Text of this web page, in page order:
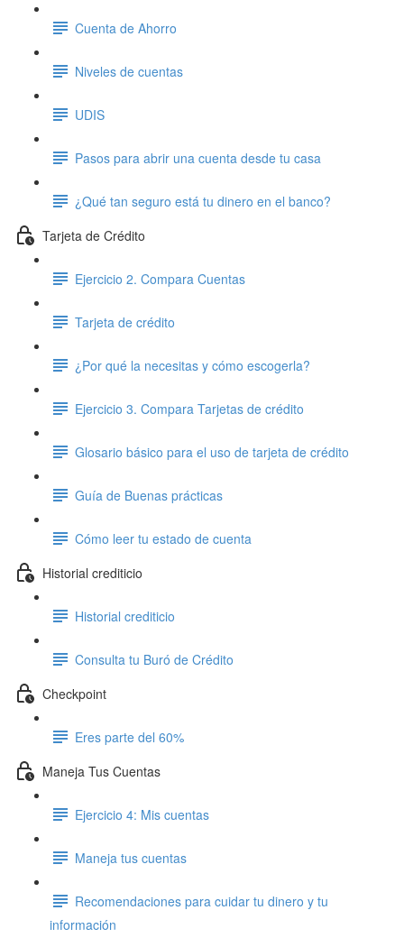
Cuenta de Ahorro
Niveles de cuentas
UDIS
Pasos para abrir una cuenta desde tu casa
¿Qué tan seguro está tu dinero en el banco?
Tarjeta de Crédito
Ejercicio 2. Compara Cuentas
Tarjeta de crédito
¿Por qué la necesitas y cómo escogerla?
Ejercicio 3. Compara Tarjetas de crédito
Glosario básico para el uso de tarjeta de crédito
Guía de Buenas prácticas
Cómo leer tu estado de cuenta
Historial crediticio
Historial crediticio
Consulta tu Buró de Crédito
Checkpoint
Eres parte del 60%
Maneja Tus Cuentas
Ejercicio 4: Mis cuentas
Maneja tus cuentas
Recomendaciones para cuidar tu dinero y tu
información